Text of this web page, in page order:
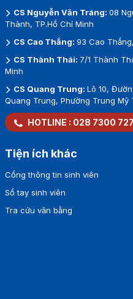
CS Nguyễn Văn Tráng: 08
Thành, TP.Hồ Chí Minh
CS Cao Thắng: 93 Cao
CS Thành Thái: 7/1 Thành
Minh
CS Quang Trung: Lô 10,
Quang Trung, Phường Trung Mỹ
HOTLINE : 028 7300
Tiện ích khác
Cổng thông tin sinh viên
Sổ tay sinh viên
Tra cứu văn bằng